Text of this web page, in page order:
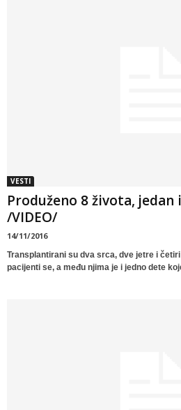
VESTI
Produženo 8 života, jedan i
/VIDEO/
14/11/2016
Transplantirani su dva srca, dve jetre i
pacijenti se, a među njima je i jedno dete